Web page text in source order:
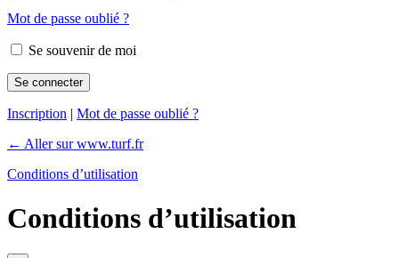
Mot de passe oublié ?
Se souvenir de moi
Inscription | Mot de passe oublié ?
← Aller sur www.turf.fr
Conditions d’utilisation
Conditions d’utilisation